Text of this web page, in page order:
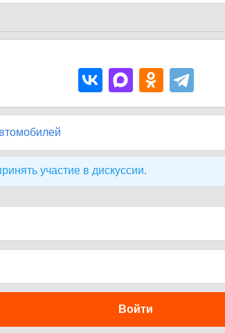
участие в дискуссии.
Войти